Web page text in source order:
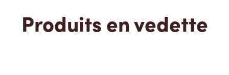
Produits en vedette